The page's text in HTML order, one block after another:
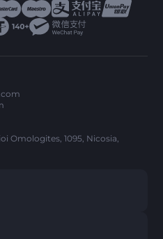
Omologites, 1095, Nicosia,